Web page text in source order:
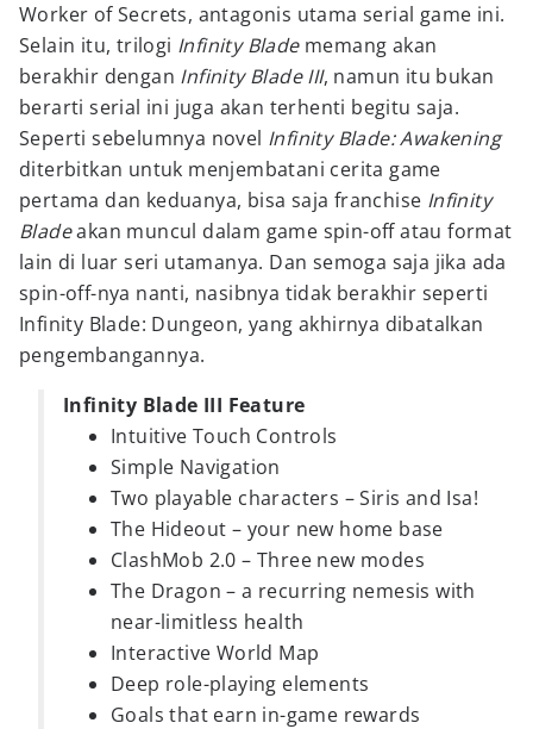
Worker of Secrets, antagonis utama serial game ini.
Selain itu, trilogi Infinity Bladememang akan
berakhir dengan Infinity Blade III, namun itu bukan
berarti serial ini juga akan terhenti begitu saja.
Seperti sebelumnya novel Infinity Blade: Awakening
diterbitkan untuk menjembatani cerita game
pertama dan keduanya, bisa saja franchise Infinity
Bladeakan muncul dalam game spin-off atau format
lain di luar seri utamanya. Dan semoga saja jika ada
spin-off-nya nanti, nasibnya tidak berakhir seperti
Infinity Blade: Dungeon, yang akhirnya dibatalkan
pengembangannya.
Infinity Blade III Feature
Intuitive Touch Controls
Simple Navigation
Two playable characters – Siris and Isa!
The Hideout – your new home base
ClashMob 2.0 – Three new modes
The Dragon – a recurring nemesis with
near-limitless health
Interactive World Map
Deep role-playing elements
Goals that earn in-game rewards